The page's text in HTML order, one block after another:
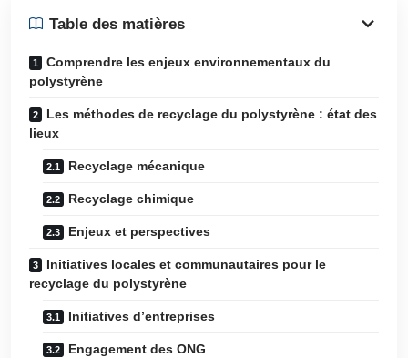
Table des matières
Comprendre les enjeux environnementaux du
polystyrène
Les méthodes de recyclage du polystyrène : état des
lieux
Recyclage mécanique
Recyclage chimique
Enjeux et perspectives
Initiatives locales et communautaires pour le
recyclage du polystyrène
Initiatives d’entreprises
Engagement des ONG